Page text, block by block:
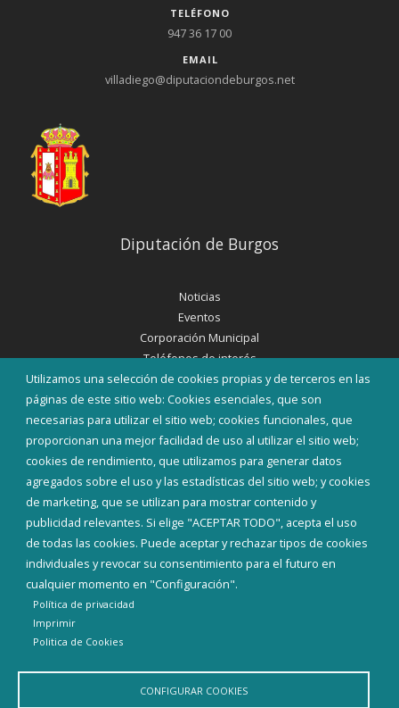
Utilizamos una selección de cookies propias y de terceros en las
páginas de este sitio web: Cookies esenciales, que son
necesarias para utilizar el sitio web; cookies funcionales, que
proporcionan una mejor facilidad de uso al utilizar el sitio web;
cookies de rendimiento, que utilizamos para generar datos
agregados sobre el uso y las estadísticas del sitio web; y cookies
de marketing, que se utilizan para mostrar contenido y
publicidad relevantes. Si elige "ACEPTAR TODO", acepta el uso
de todas las cookies. Puede aceptar y rechazar tipos de cookies
individuales y revocar su consentimiento para el futuro en
cualquier momento en "Configuración".
Política de privacidad
Imprimir
Politica de Cookies
CONFIGURAR COOKIES
TELÉFONO
947 36 17 00
EMAIL
villadiego@diputaciondeburgos.net
Diputación de Burgos
Noticias
Eventos
Corporación Municipal
Teléfonos de interés
INICIAR SESIÓN
MAPA WEB
Aviso Legal Política de privacidad
Política de Cookies
Declaración de accesibilidad